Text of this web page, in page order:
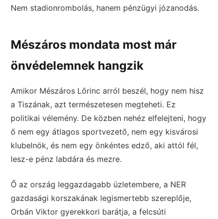
Nem stadionrombolás, hanem pénzügyi józanodás.
Mészáros mondata most már
önvédelemnek hangzik
Amikor Mészáros Lőrinc arról beszél, hogy nem hisz
a Tiszának, azt természetesen megteheti. Ez
politikai vélemény. De közben nehéz elfelejteni, hogy
ő nem egy átlagos sportvezető, nem egy kisvárosi
klubelnök, és nem egy önkéntes edző, aki attól fél,
lesz-e pénz labdára és mezre.
Ő az ország leggazdagabb üzletembere, a NER
gazdasági korszakának legismertebb szereplője,
Orbán Viktor gyerekkori barátja, a felcsúti